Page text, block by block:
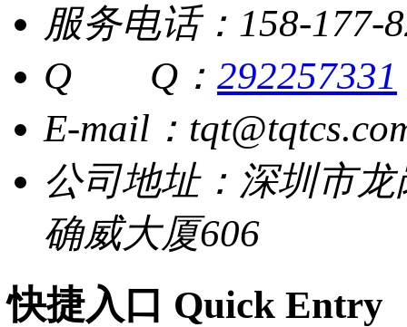
服务电话：158-177-
Q Q： 292257331
E-mail：
公司地址：深圳市
确威大厦606
快捷入口 Quick Entry